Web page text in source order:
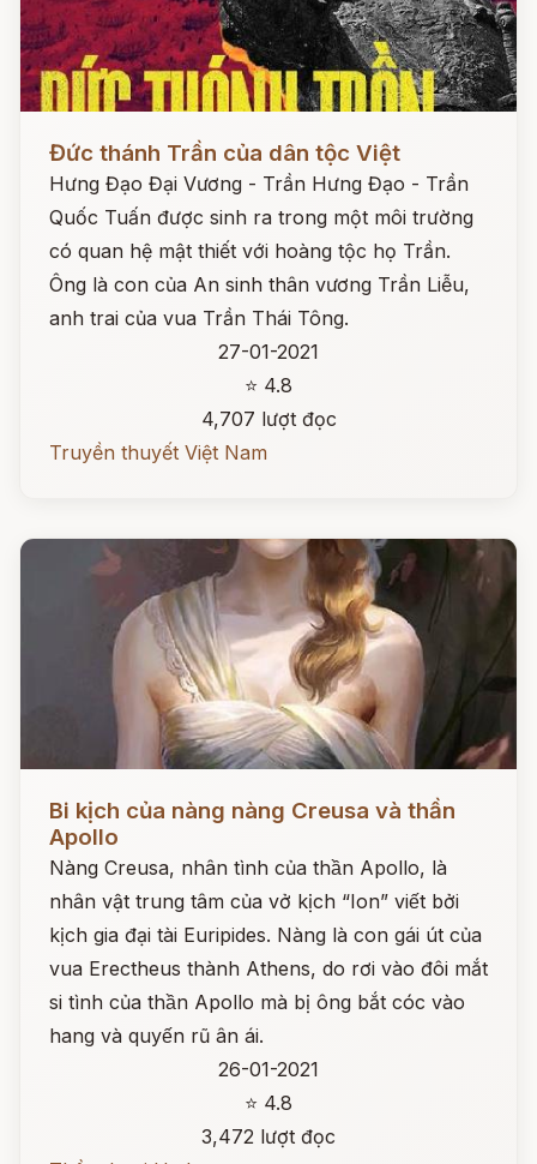
Đức thánh Trần của dân tộc Việt
Hưng Đạo Đại Vương - Trần Hưng Đạo - Trần
Quốc Tuấn được sinh ra trong một môi trường
có quan hệ mật thiết với hoàng tộc họ Trần.
Ông là con của An sinh thân vương Trần Liễu,
anh trai của vua Trần Thái Tông.
27-01-2021
⭐ 4.8
4,707 lượt đọc
Truyền thuyết Việt Nam
Bi kịch của nàng nàng Creusa và thần
Apollo
Nàng Creusa, nhân tình của thần Apollo, là
nhân vật trung tâm của vở kịch “Ion” viết bởi
kịch gia đại tài Euripides. Nàng là con gái út của
vua Erectheus thành Athens, do rơi vào đôi mắt
si tình của thần Apollo mà bị ông bắt cóc vào
hang và quyến rũ ân ái.
26-01-2021
⭐ 4.8
3,472 lượt đọc